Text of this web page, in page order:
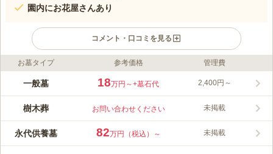
園内にお花屋さんあり
コメント・口コミを見る
ライフドット編集部のコメント
四季折々の楽しませてくれる青空の似合うロケーションにある霊
内では、春には桜の花が咲き、秋には紅葉が楽しめます。 敷地
内の足元は、平坦で段差もなく、透水性の素材で作られたカラー
は、有料の和室があり年忌法要など、お食事を楽しむことができ
ます。
お墓タイプ 参考価格 管理費
一般墓 18万円～+墓石代 2,400円～
樹木葬 お問い合わせください 未掲載
永代供養墓 82万円（税込）～ 未掲載